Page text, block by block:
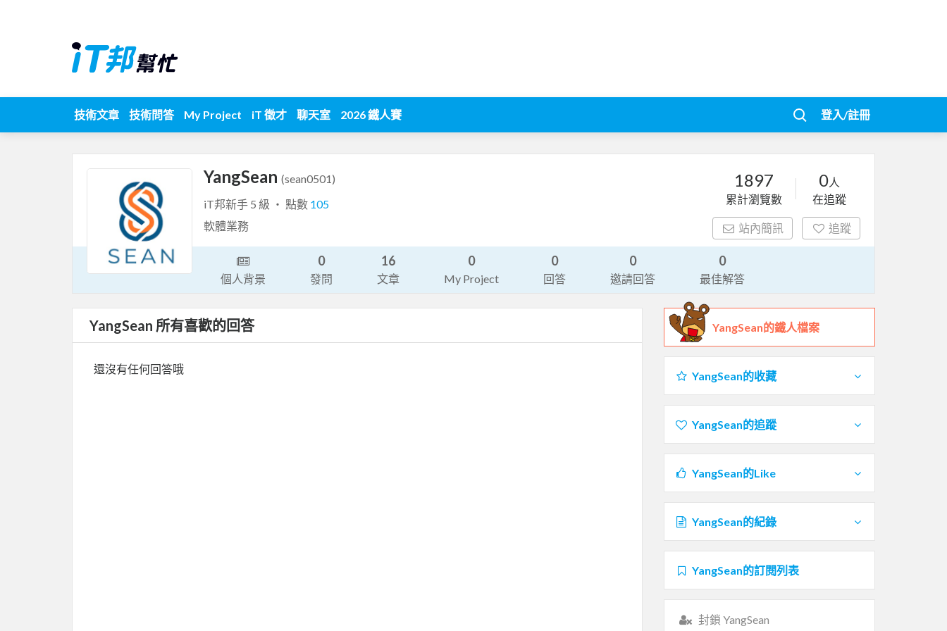
技術文章 技術問答 My Project iT 徵才 聊天室 2026 鐵人賽 登入/註冊
YangSean (sean0501)
iT邦新手 5 級 ‧ 點數 105
軟體業務
1897
累計瀏覽數
0人
在追蹤
站內簡訊 追蹤
個人背景
0
發問
16
文章
0
My Project
0
回答
0
邀請回答
0
最佳解答
YangSean 所有喜歡的回答
還沒有任何回答哦
YangSean的鐵人檔案
YangSean的收藏
YangSean的追蹤
YangSean的Like
YangSean的紀錄
YangSean的訂閱列表
封鎖 YangSean